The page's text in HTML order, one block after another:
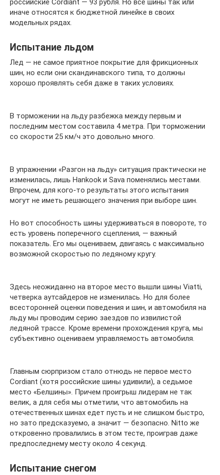
российские Cordiant — 93 рубля. Но все шины так или
иначе относятся к бюджетной линейке в своих
модельных рядах.
Испытание льдом
Лед — не самое приятное покрытие для фрикционных
шин, но если они скандинавского типа, то должны
хорошо проявлять себя даже в таких условиях.
В торможении на льду разбежка между первым и
последним местом составила 4 метра. При торможении
со скорости 25 км/ч это довольно много.
В упражнении «Разгон на льду» ситуация практически не
изменилась, лишь Hankook и Sava поменялись местами.
Впрочем, для кого-то результаты этого испытания
могут не иметь решающего значения при выборе шин.
Но вот способность шины удерживаться в повороте, то
есть уровень поперечного сцепления, — важный
показатель. Его мы оцениваем, двигаясь с максимально
возможной скоростью по ледяному кругу.
Здесь неожиданно на второе место вышли шины Viatti,
четверка аутсайдеров не изменилась. Но для более
всесторонней оценки поведения и шин, и автомобиля на
льду мы проводим серию заездов по извилистой
ледяной трассе. Кроме времени прохождения круга, мы
субъективно оцениваем управляемость автомобиля.
Главным сюрпризом стало отнюдь не первое место
Cordiant (хотя российские шины удивили), а седьмое
место «Белшины». Причем проигрыш лидерам не так
велик, а для себя мы отметили, что автомобиль на
отечественных шинах едет пусть и не слишком быстро,
но зато предсказуемо, а значит — безопасно. Nitto же
откровенно провалились в этом тесте, проиграв даже
предпоследнему месту около 4 секунд.
Испытание снегом